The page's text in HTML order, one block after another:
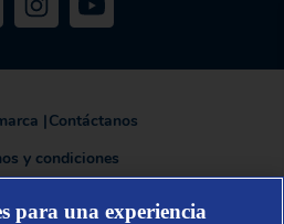
|Contáctanos
y condiciones
para una experiencia